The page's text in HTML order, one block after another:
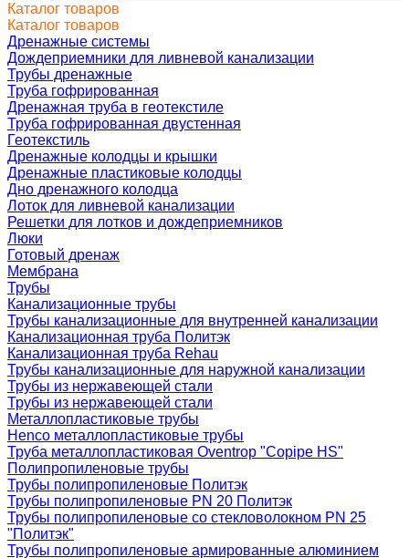
Каталог товаров
Каталог товаров
Дренажные системы
Дождеприемники для ливневой канализации
Трубы дренажные
Труба гофрированная
Дренажная труба в геотекстиле
Труба гофрированная двустенная
Геотекстиль
Дренажные колодцы и крышки
Дренажные пластиковые колодцы
Дно дренажного колодца
Лоток для ливневой канализации
Решетки для лотков и дождеприемников
Люки
Готовый дренаж
Мембрана
Трубы
Канализационные трубы
Трубы канализационные для внутренней канализации
Канализационная труба Политэк
Канализационная труба Rehau
Трубы канализационные для наружной канализации
Трубы из нержавеющей стали
Трубы из нержавеющей стали
Металлопластиковые трубы
Henco металлопластиковые трубы
Труба металлопластиковая Oventrop "Copipe HS"
Полипропиленовые трубы
Трубы полипропиленовые Политэк
Трубы полипропиленовые PN 20 Политэк
Трубы полипропиленовые со стекловолокном PN 25
"Политэк"
Трубы полипропиленовые армированные алюминием